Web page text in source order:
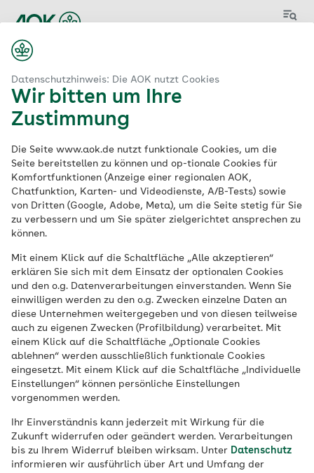
Datenschutzhinweis: Die AOK nutzt Cookies
Wir bitten um Ihre
Zustimmung
Die Seite www.aok.de nutzt funktionale Cookies, um die
Seite bereitstellen zu können und op-tionale Cookies für
Komfortfunktionen (Anzeige einer regionalen AOK,
Chatfunktion, Karten- und Videodienste, A/B-Tests) sowie
von Dritten (Google, Adobe, Meta), um die Seite stetig für Sie
zu verbessern und um Sie später zielgerichtet ansprechen zu
können.
Mit einem Klick auf die Schaltfläche „Alle akzeptieren“
erklären Sie sich mit dem Einsatz der optionalen Cookies
und den o.g. Datenverarbeitungen einverstanden. Wenn Sie
einwilligen werden zu den o.g. Zwecken einzelne Daten an
diese Unternehmen weitergegeben und von diesen teilweise
auch zu eigenen Zwecken (Profilbildung) verarbeitet. Mit
einem Klick auf die Schaltfläche „Optionale Cookies
ablehnen“ werden ausschließlich funktionale Cookies
eingesetzt. Mit einem Klick auf die Schaltfläche „Individuelle
Einstellungen“ können persönliche Einstellungen
vorgenommen werden.
Ihr Einverständnis kann jederzeit mit Wirkung für die
Zukunft widerrufen oder geändert werden. Verarbeitungen
bis zu Ihrem Widerruf bleiben wirksam. Unter Datenschutz
informieren wir ausführlich über Art und Umfang der
Schülerpraktikum
(m/w/d) bei der AOK
Neckar- Alb
Jetzt bewerben